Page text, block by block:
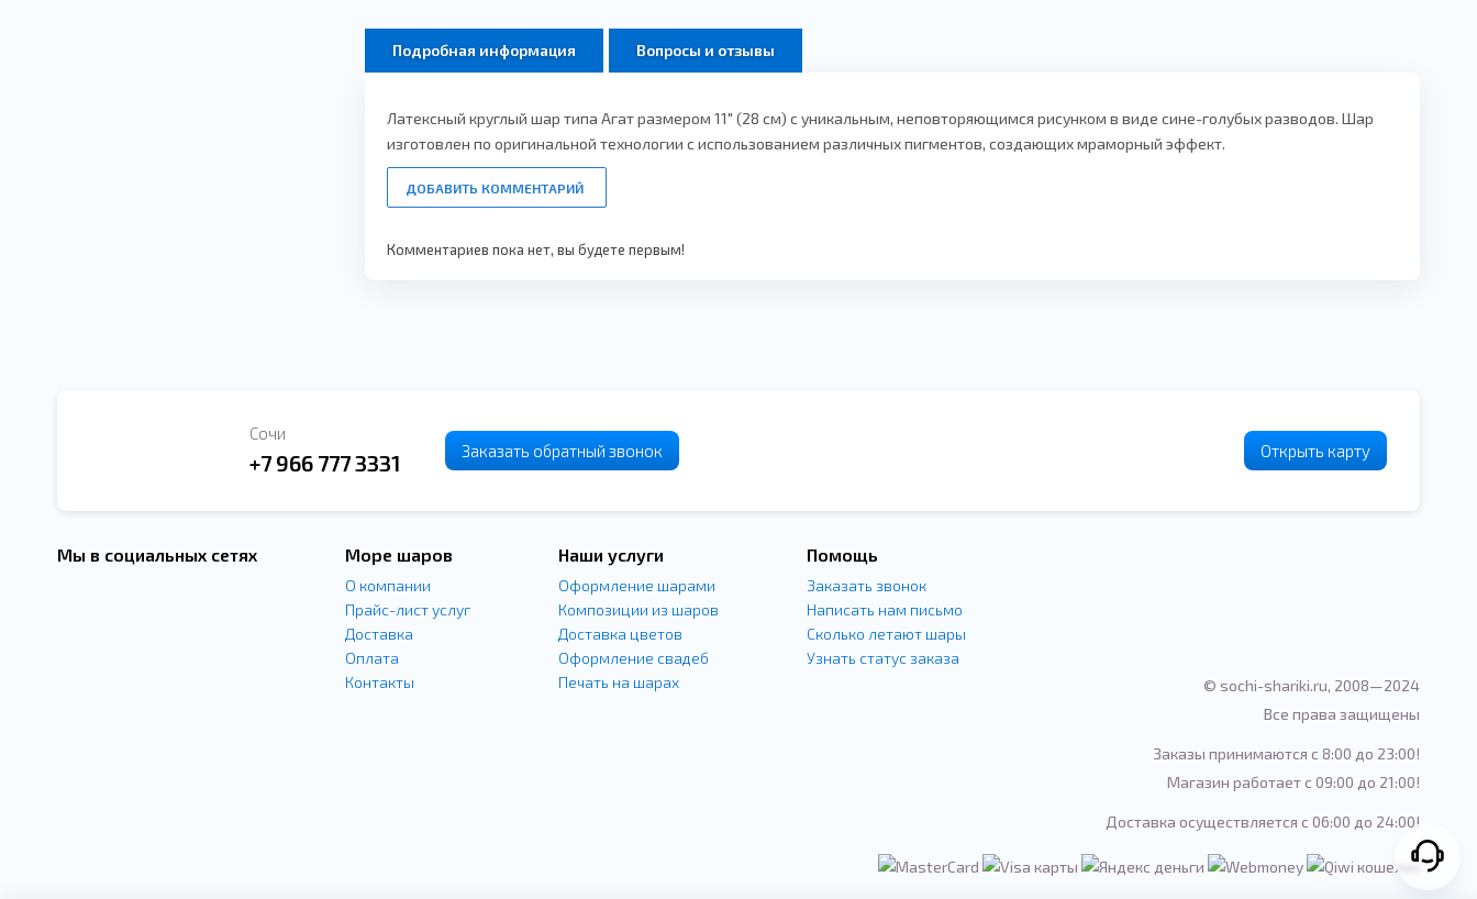
Подробная информация Вопросы и отзывы
Латексный круглый шар типа Агат размером 11" (28 см) с уникальным, неповторяющимся рисунком в виде сине-голубых разводов. Шар
изготовлен по оригинальной технологии с использованием различных пигментов, создающих мраморный эффект.
ДОБАВИТЬ КОММЕНТАРИЙ
Комментариев пока нет, вы будете первым!
Сочи
+7 966 777 3331 Заказать обратный звонок Открыть карту
Мы в социальных сетях Море шаров
О компании
Прайс-лист услуг
Доставка
Оплата
Контакты
Наши услуги
Оформление шарами
Композиции из шаров
Доставка цветов
Оформление свадеб
Печать на шарах
Помощь
Заказать звонок
Написать нам письмо
Сколько летают шары
Узнать статус заказа
© sochi-shariki.ru, 2008—2024
Все права защищены
Заказы принимаются с 8:00 до 23:00!
Магазин работает с 09:00 до 21:00!
Доставка осуществляется с 06:00 до 24:00!